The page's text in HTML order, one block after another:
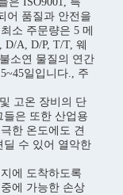
어 품질과 안전을
소 주문량은 5 메
A, D/P, T/T, 웨
소연 물질의 연간
일입니다., 주
고온 장비의 단
은 또한 산업용
한 온도에도 견
딜 수 있어 열악한
에 도착하도록
에 가능한 손상